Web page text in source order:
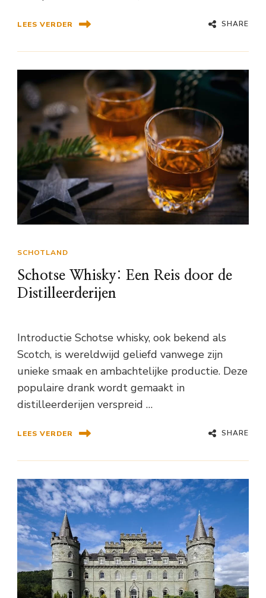
LEES VERDER SHARE
SCHOTLAND
Schotse Whisky: Een Reis door de
Distilleerderijen
Introductie Schotse whisky, ook bekend als
Scotch, is wereldwijd geliefd vanwege zijn
unieke smaak en ambachtelijke productie. Deze
populaire drank wordt gemaakt in
distilleerderijen verspreid …
LEES VERDER SHARE